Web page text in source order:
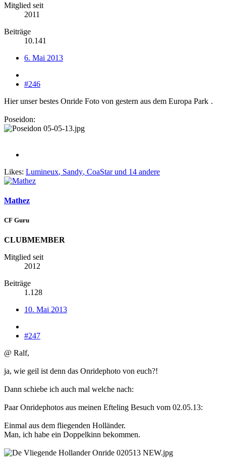
Mitglied seit
2011
Beiträge
10.141
6. Mai 2013
#246
Hier unser bestes Onride Foto von gestern aus dem Europa Park .
Poseidon:
Likes: Lumineux, Sandy, CoaStarund 14 andere
Mathez
CF Guru
CLUBMEMBER
Mitglied seit
2012
Beiträge
1.128
10. Mai 2013
#247
@ Ralf,
ja, wie geil ist denn das Onridephoto von euch?!
Dann schiebe ich auch mal welche nach:
Paar Onridephotos aus meinen Efteling Besuch vom 02.05.13:
Einmal aus dem fliegenden Holländer.
Man, ich habe ein Doppelkinn bekommen.